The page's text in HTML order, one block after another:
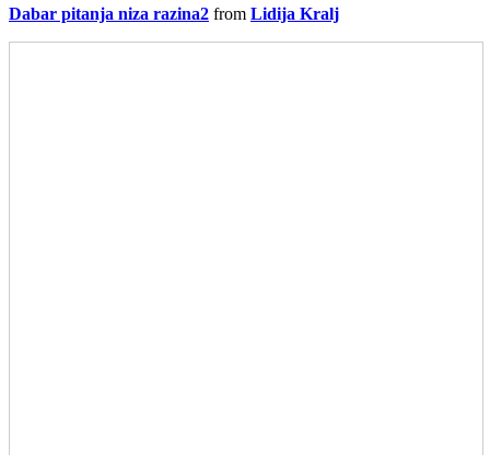
Dabar pitanja niza razina2 from Lidija Kralj